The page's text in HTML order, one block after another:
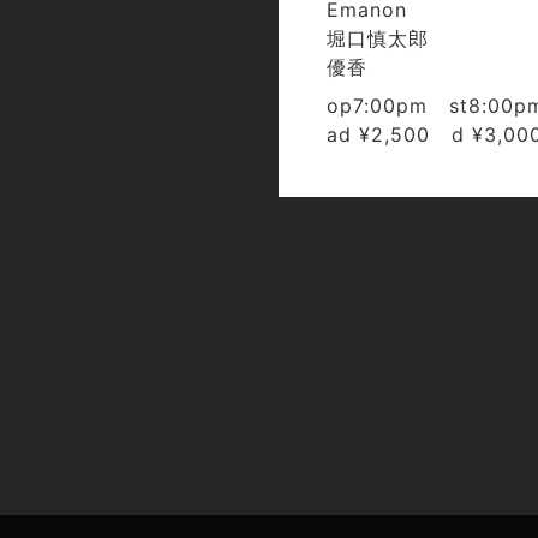
Emanon
堀口慎太郎
優香
op7:00pm
ad ¥2,500 d